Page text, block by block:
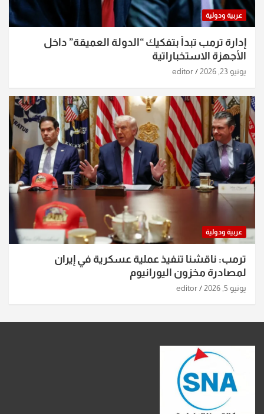
عربية ودولية
إدارة ترمب تبدأ بتفكيك “الدولة العميقة” داخل
الأجهزة الاستخباراتية
يونيو 23, 2026 editor
عربية ودولية
ترمب: ناقشنا تنفيذ عملية عسكرية في إيران
لمصادرة مخزون اليورانيوم
يونيو 5, 2026 editor